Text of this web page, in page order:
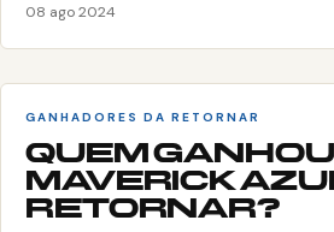
08 ago 2024
GANHADORES DA RETORNAR
QUEM
MAVERICK
RETORNAR?